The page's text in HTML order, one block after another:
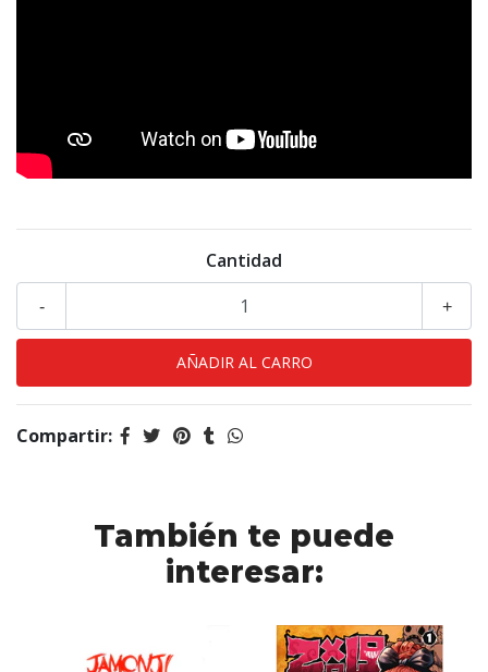
Cantidad
+
-
Compartir:
También te puede
interesar: